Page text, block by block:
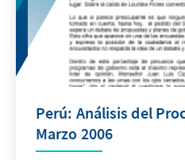
Perú: Análisis del
Marzo 2006